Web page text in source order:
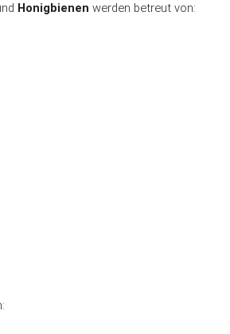
Honigbienen werden betreut von: